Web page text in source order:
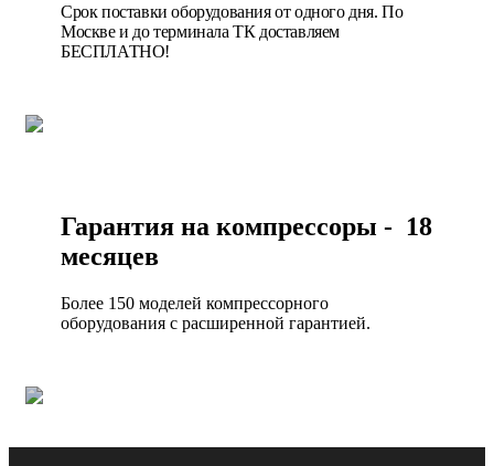
Срок поставки оборудования от одного дня. По
Москве и до терминала ТК доставляем
БЕСПЛАТНО!
Гарантия на компрессоры - 18
месяцев
Более 150 моделей компрессорного
оборудования с расширенной гарантией.